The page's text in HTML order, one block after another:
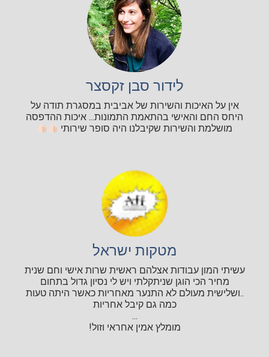
לידור סבן זקסצר
אין על האיכות והשירות של אביבית במסגרת תודה על
היחס החם והאישי בהתאמת התמונות... איכות ההדפסה
מושלמת והשירות שקיבלנו היה סופר שירותי
מטקות ישראל
עשיתי המון עבודות אצלהם ראשית שרות אישי וחם שנית
מחיר הכי הוגן שניתקלתי ויש לי נסיון גדול בתחום
..ושלישית מעולם לא התנער מאחריות כאשר היתה טעות
כמה גם קיבל אחריות
...
מומלץ אמין אחראי וזול!